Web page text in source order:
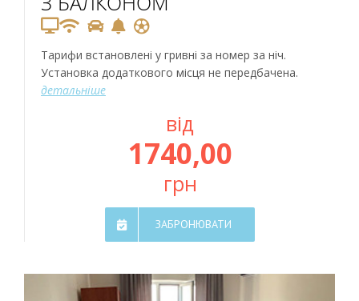
Тарифи встановлені у гривні за номер за ніч.
Установка додаткового місця не передбачена.
детальніше
від
1740,00
грн
ЗАБРОНЮВАТИ